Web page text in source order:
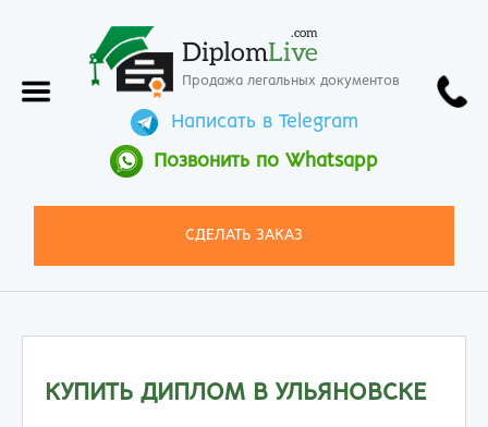
DiplomLive
.com
Продажа легальных документов
Написать в Telegram
Позвонить по Whatsapp
СДЕЛАТЬ ЗАКАЗ
КУПИТЬ ДИПЛОМ В УЛЬЯНОВСКЕ